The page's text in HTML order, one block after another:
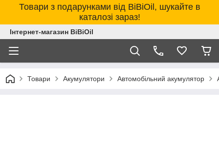
Товари з подарунками від BiBiOil, шукайте в
каталозі зараз!
Інтернет-магазин BiBiOil
Товари Акумулятори Автомобільний акумулятор